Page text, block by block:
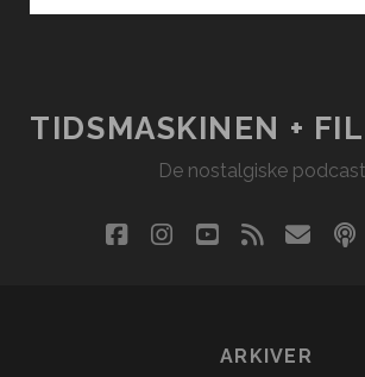
TIDSMASKINEN +
De nostalgiske
facebookinstagram
youtube
rss email
ARKIVER